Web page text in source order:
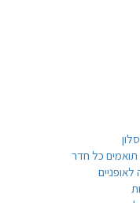
תואמים כל חדר